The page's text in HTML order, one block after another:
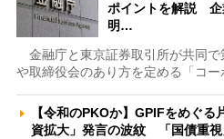
ポイントを解説 企
明…
金融庁と東京証券取引所が共同で
や取締役会のあり方を定める「コ
【令和のPKOか】GPIFをめぐ
資拡大」発言の波紋 「国債重